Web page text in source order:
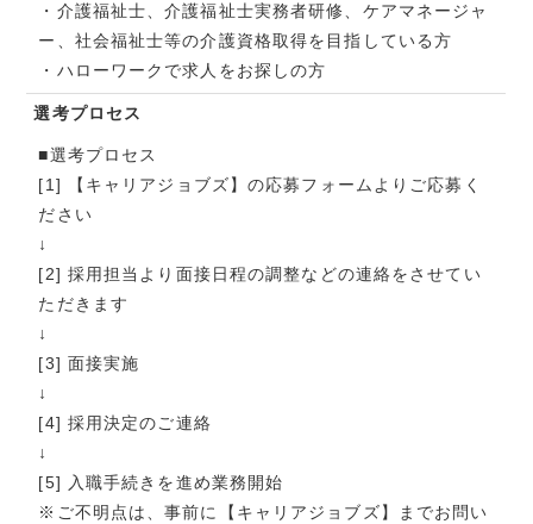
・介護福祉士、介護福祉士実務者研修、ケアマネージャ
ー、社会福祉士等の介護資格取得を目指している方
・ハローワークで求人をお探しの方
選考プロセス
■選考プロセス
[1] 【キャリアジョブズ】の応募フォームよりご応募く
ださい
↓
[2] 採用担当より面接日程の調整などの連絡をさせてい
ただきます
↓
[3] 面接実施
↓
[4] 採用決定のご連絡
↓
[5] 入職手続きを進め業務開始
※ご不明点は、事前に【キャリアジョブズ】までお問い